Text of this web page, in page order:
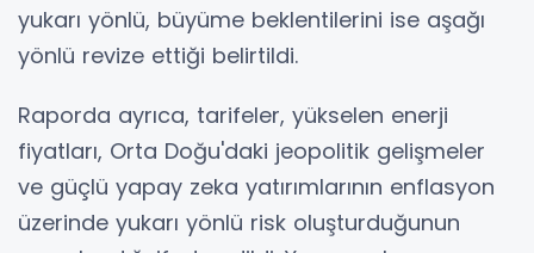
yukarı yönlü, büyüme beklentilerini ise aşağı
yönlü revize ettiği belirtildi.
Raporda ayrıca, tarifeler, yükselen enerji
fiyatları, Orta Doğu'daki jeopolitik gelişmeler
ve güçlü yapay zeka yatırımlarının enflasyon
üzerinde yukarı yönlü risk oluşturduğunun